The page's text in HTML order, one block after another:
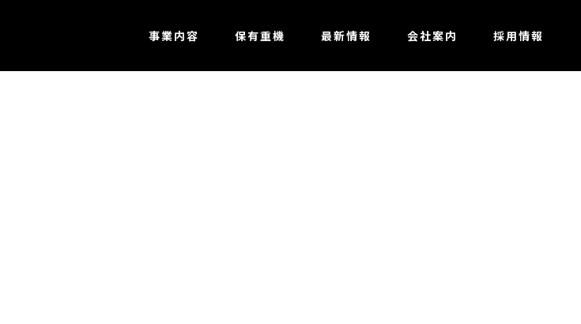
事業内容 保有重機 最新情報 会社案内 採用情報